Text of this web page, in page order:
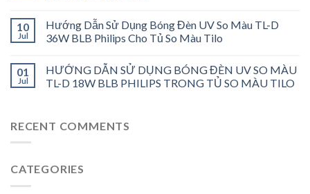
10
Jul
Hướng Dẫn Sử Dụng Bóng Đèn UV So Màu TL-D
36W BLB Philips Cho Tủ So Màu Tilo
01
Jul
HƯỚNG DẪN SỬ DỤNG BÓNG ĐÈN UV SO MÀU
TL-D 18W BLB PHILIPS TRONG TỦ SO MÀU TILO
RECENT COMMENTS
CATEGORIES